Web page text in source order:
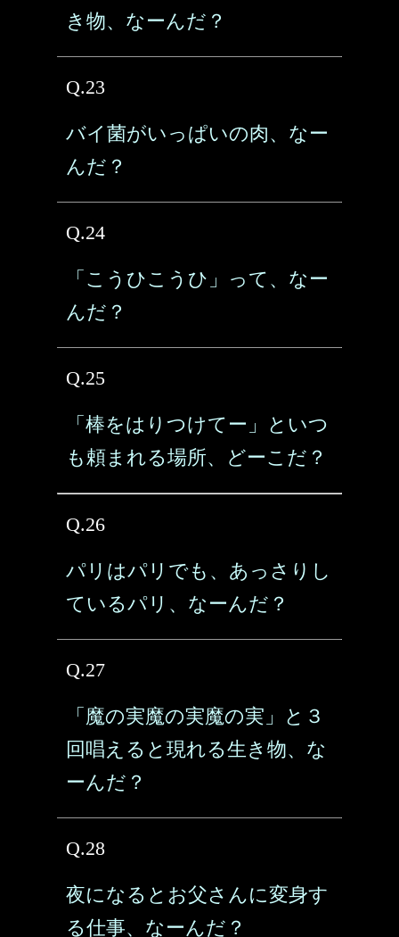
き物、なーんだ？
Q.23
バイ菌がいっぱいの肉、なー
んだ？
Q.24
「こうひこうひ」って、なー
んだ？
Q.25
「棒をはりつけてー」といつ
も頼まれる場所、どーこだ？
Q.26
パリはパリでも、あっさりし
ているパリ、なーんだ？
Q.27
「魔の実魔の実魔の実」と３
回唱えると現れる生き物、な
ーんだ？
Q.28
夜になるとお父さんに変身す
る仕事、なーんだ？